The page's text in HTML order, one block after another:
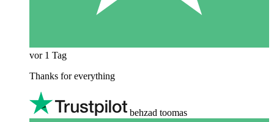
vor 1 Tag
Thanks for everything
behzad toomas